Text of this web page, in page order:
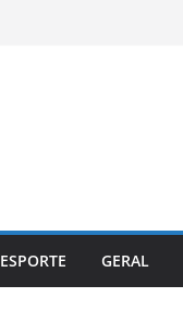
ESPORTE GERAL